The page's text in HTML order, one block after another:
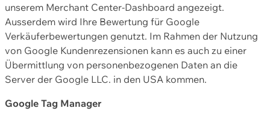
unserem Merchant Center-Dashboard angezeigt.
Ausserdem wird Ihre Bewertung für Google
Verkäuferbewertungen genutzt. Im Rahmen der Nutzung
von Google Kundenrezensionen kann es auch zu einer
Übermittlung von personenbezogenen Daten an die
Server der Google LLC. in den USA kommen.
Google Tag Manager